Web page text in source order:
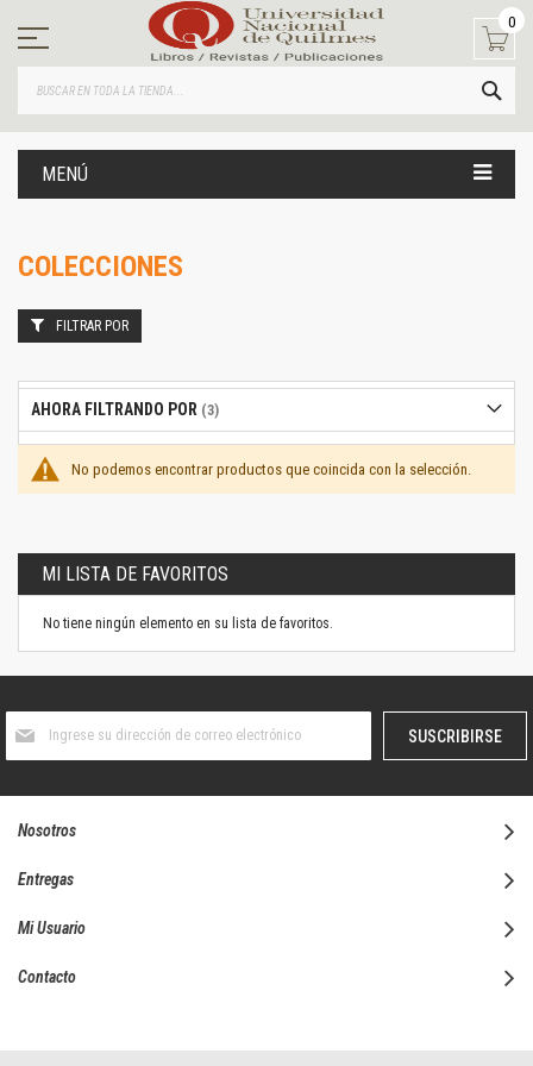
contenido
0
MENÚ
COLECCIONES
No podemos encontrar productos que coincida con la selección.
FILTRAR POR
AHORA FILTRANDO POR
MI LISTA DE FAVORITOS
No tiene ningún elemento en su lista de favoritos.
boletín
SUSCRIBIRSE
Nosotros
Entregas
Mi Usuario
Contacto